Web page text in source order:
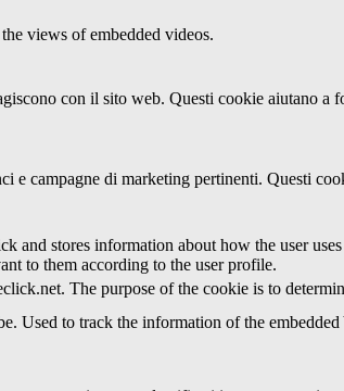
views of embedded videos.
con il sito web. Questi cookie aiutano
campagne di marketing pertinenti. Questi
and stores information about how the user
to them according to the user profile.
The purpose of the cookie is to
Used to track the information of the